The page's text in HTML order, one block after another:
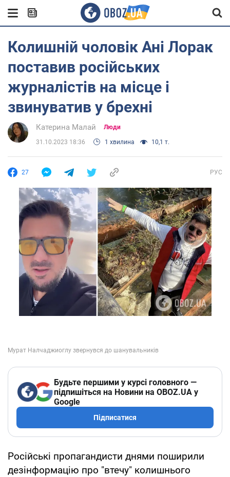
Колишній чоловік Ані Лорак
поставив російських
журналістів на місце і
звинуватив у брехні
Катерина Малай Люди
31.10.2023 18:36 1 хвилина 10,1 т.
27 РУС
Будьте першими у курсі головного —
підпишіться на Новини на OBOZ.UA у
Google
Підписатися
Російські пропагандисти днями поширили
дезінформацію про "втечу" колишнього